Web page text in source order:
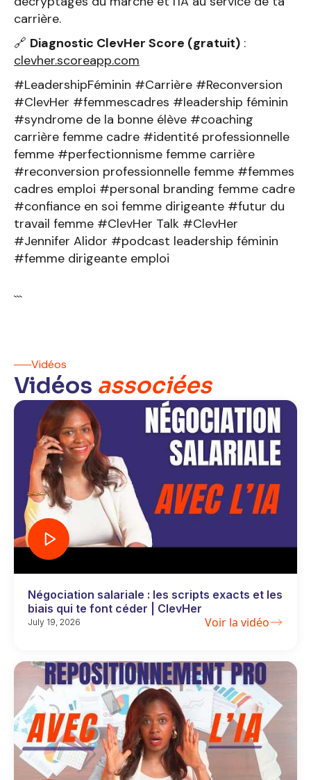
carrière.
🔗 Diagnostic ClevHer Score (gratuit) :
clevher.scoreapp.com
#LeadershipFéminin #Carrière #Reconversion
#ClevHer #femmescadres #leadership féminin
#syndrome de la bonne élève #coaching
carrière femme cadre #identité professionnelle
femme #perfectionnisme femme carrière
#reconversion professionnelle femme #femmes
cadres emploi #personal branding femme cadre
#confiance en soi femme dirigeante #futur du
travail femme #ClevHer Talk #ClevHer
#Jennifer Alidor #podcast leadership féminin
#femme dirigeante emploi
```
Vidéos
Vidéos associées
Négociation salariale : les scripts exacts et les
biais qui te font céder | ClevHer
July 19, 2026 Voir la vidéo